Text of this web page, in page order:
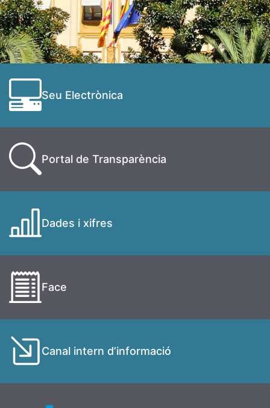
Seu Electrònica
Portal de Transparència
Dades i xifres
Face
Canal intern d’informació